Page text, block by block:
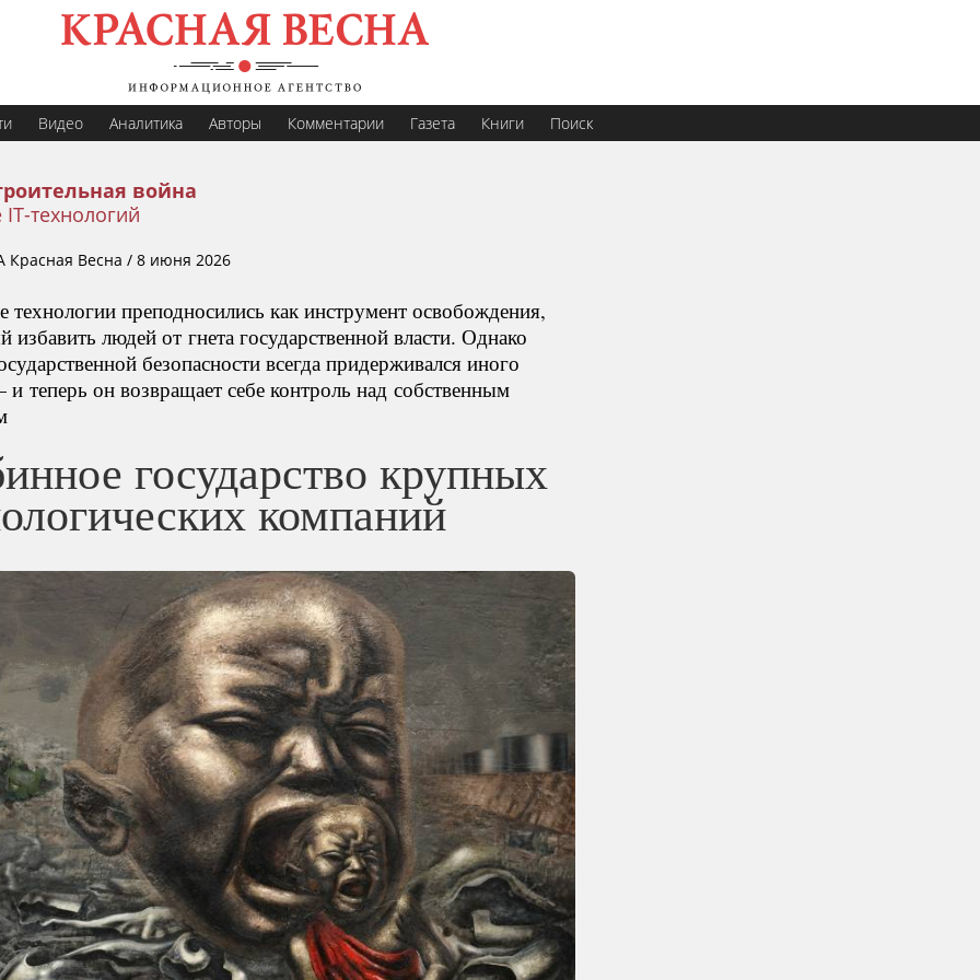
Видео Аналитика Авторы Комментарии Газета Книги Поиск
война
IT-технологий
Красная Весна / 8 июня 2026
преподносились как инструмент освобождения,
избавить людей от гнета государственной власти. Однако
безопасности всегда придерживался иного
теперь он возвращает себе контроль над собственным
государство крупных
компаний